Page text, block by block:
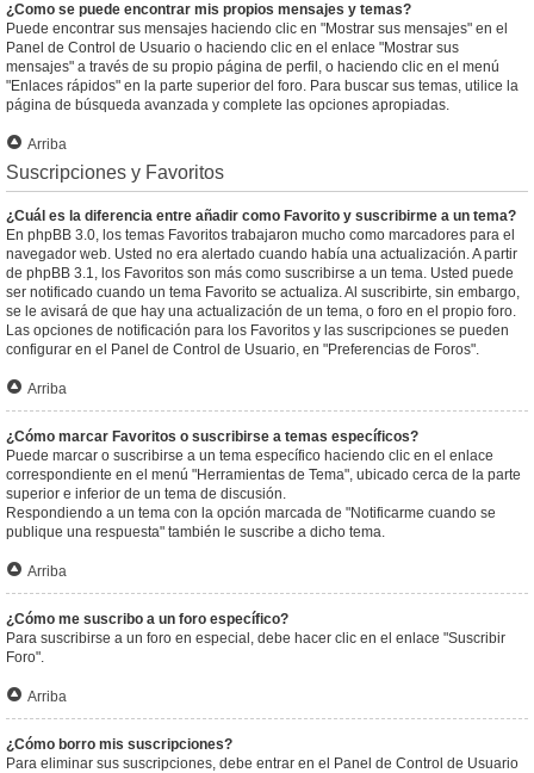
¿Como se puede encontrar mis propios mensajes y temas?
Puede encontrar sus mensajes haciendo clic en "Mostrar sus mensajes" en el
Panel de Control de Usuario o haciendo clic en el enlace "Mostrar sus
mensajes" a través de su propio página de perfil, o haciendo clic en el menú
"Enlaces rápidos" en la parte superior del foro. Para buscar sus temas, utilice la
página de búsqueda avanzada y complete las opciones apropiadas.
Arriba
Suscripciones y Favoritos
¿Cuál es la diferencia entre añadir como Favorito y suscribirme a un tema?
En phpBB 3.0, los temas Favoritos trabajaron mucho como marcadores para el
navegador web. Usted no era alertado cuando había una actualización. A partir
de phpBB 3.1, los Favoritos son más como suscribirse a un tema. Usted puede
ser notificado cuando un tema Favorito se actualiza. Al suscribirte, sin embargo,
se le avisará de que hay una actualización de un tema, o foro en el propio foro.
Las opciones de notificación para los Favoritos y las suscripciones se pueden
configurar en el Panel de Control de Usuario, en "Preferencias de Foros".
Arriba
¿Cómo marcar Favoritos o suscribirse a temas específicos?
Puede marcar o suscribirse a un tema específico haciendo clic en el enlace
correspondiente en el menú "Herramientas de Tema", ubicado cerca de la parte
superior e inferior de un tema de discusión.
Respondiendo a un tema con la opción marcada de "Notificarme cuando se
publique una respuesta" también le suscribe a dicho tema.
Arriba
¿Cómo me suscribo a un foro específico?
Para suscribirse a un foro en especial, debe hacer clic en el enlace "Suscribir
Foro".
Arriba
¿Cómo borro mis suscripciones?
Para eliminar sus suscripciones, debe entrar en el Panel de Control de Usuario